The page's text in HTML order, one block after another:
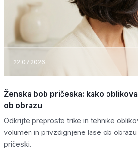
22.07.2026
Ženska bob pričeska: kako
ob obrazu
Odkrijte preproste trike in tehnike
volumen in privzdignjene lase ob
pričeski.